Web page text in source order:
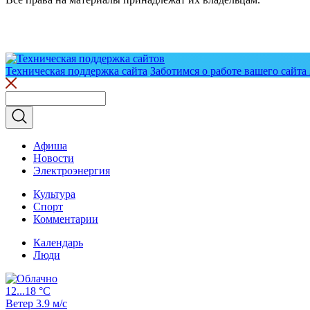
Техническая поддержка сайта Заботимся о работе вашего сайта
Афиша
Новости
Электроэнергия
Культура
Спорт
Комментарии
Календарь
Люди
12...18 °C
Ветер 3.9 м/с